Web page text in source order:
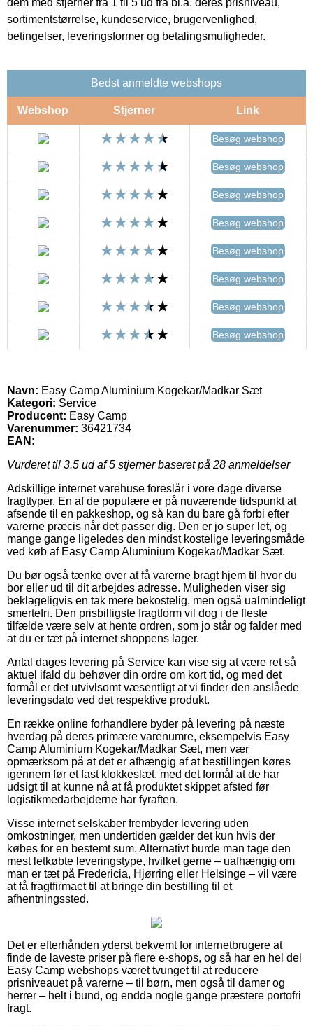
sortimentstørrelse, kundeservice, brugervenlighed,
betingelser, leveringsformer og betalingsmuligheder.
Bedst anmeldte webshops
Webshop Stjerner Link
Besøg webshop
Besøg webshop
Besøg webshop
Besøg webshop
Besøg webshop
Besøg webshop
Besøg webshop
Besøg webshop
Navn: Easy Camp Aluminium Kogekar/Madkar Sæt
Kategori: Service
Producent: Easy Camp
Varenummer: 36421734
EAN:
Vurderet til 3.5 ud af 5 stjerner baseret på 28 anmeldelser
Adskillige internet varehuse foreslår i vore dage diverse
fragttyper. En af de populære er på nuværende tidspunkt at
afsende til en pakkeshop, og så kan du bare gå forbi efter
varerne præcis når det passer dig. Den er jo super let, og
mange gange ligeledes den mindst kostelige leveringsmåde
ved køb af Easy Camp Aluminium Kogekar/Madkar Sæt.
Du bør også tænke over at få varerne bragt hjem til hvor du
bor eller ud til dit arbejdes adresse. Muligheden viser sig
beklageligvis en tak mere bekostelig, men også ualmindeligt
smertefri. Den prisbilligste fragtform vil dog i de fleste
tilfælde være selv at hente ordren, som jo står og falder med
at du er tæt på internet shoppens lager.
Antal dages levering på Service kan vise sig at være ret så
aktuel ifald du behøver din ordre om kort tid, og med det
formål er det utvivlsomt væsentligt at vi finder den anslåede
leveringsdato ved det respektive produkt.
En række online forhandlere byder på levering på næste
hverdag på deres primære varenumre, eksempelvis Easy
Camp Aluminium Kogekar/Madkar Sæt, men vær
opmærksom på at det er afhængig af at bestillingen køres
igennem før et fast klokkeslæt, med det formål at de har
udsigt til at kunne nå at få produktet skippet afsted før
logistikmedarbejderne har fyraften.
Visse internet selskaber frembyder levering uden
omkostninger, men undertiden gælder det kun hvis der
købes for en bestemt sum. Alternativt burde man tage den
mest letkøbte leveringstype, hvilket gerne – uafhængig om
man er tæt på Fredericia, Hjørring eller Helsinge – vil være
at få fragtfirmaet til at bringe din bestilling til et
afhentningssted.
Det er efterhånden yderst bekvemt for internetbrugere at
finde de laveste priser på flere e-shops, og så har en hel del
Easy Camp webshops været tvunget til at reducere
prisniveauet på varerne – til børn, men også til damer og
herrer – helt i bund, og endda nogle gange præstere portofri
fragt.